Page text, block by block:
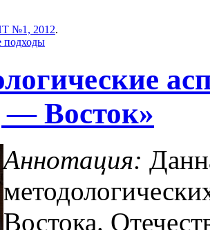
№1, 2012.
— Восток»
Аннотация:
Востока.